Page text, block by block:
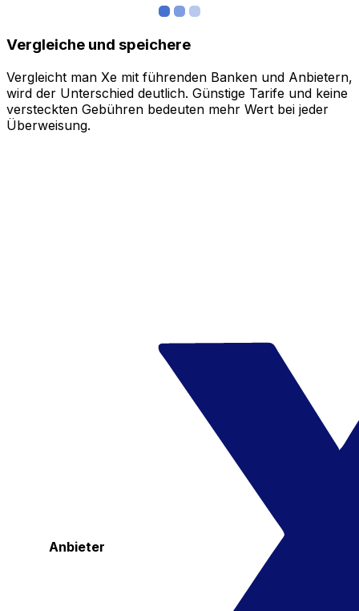
Vergleiche und speichere
Vergleicht man Xe mit führenden Banken und Anbietern,
wird der Unterschied deutlich. Günstige Tarife und keine
versteckten Gebühren bedeuten mehr Wert bei jeder
Überweisung.
Anbieter